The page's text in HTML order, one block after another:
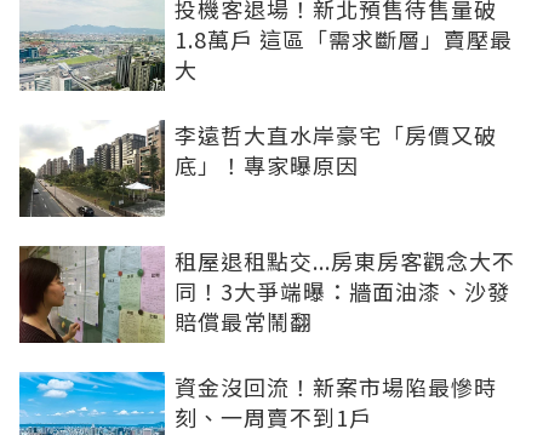
投機客退場！新北預售待售量破
1.8萬戶 這區「需求斷層」賣壓最
大
李遠哲大直水岸豪宅「房價又破
底」！專家曝原因
租屋退租點交...房東房客觀念大不
同！3大爭端曝：牆面油漆、沙發
賠償最常鬧翻
資金沒回流！新案市場陷最慘時
刻、一周賣不到1戶